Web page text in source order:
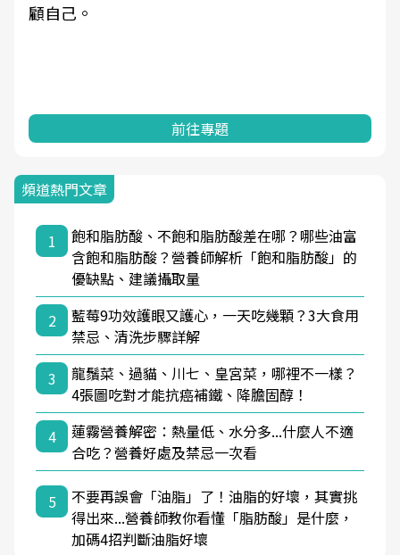
顧自己。
前往專題
頻道熱門文章
1
飽和脂肪酸、不飽和脂肪酸差在哪？哪些油富
含飽和脂肪酸？營養師解析「飽和脂肪酸」的
優缺點、建議攝取量
2
藍莓9功效護眼又護心，一天吃幾顆？3大食用
禁忌、清洗步驟詳解
3
龍鬚菜、過貓、川七、皇宮菜，哪裡不一樣？
4張圖吃對才能抗癌補鐵、降膽固醇！
4
蓮霧營養解密：熱量低、水分多...什麼人不適
合吃？營養好處及禁忌一次看
5
不要再誤會「油脂」了！油脂的好壞，其實挑
得出來...營養師教你看懂「脂肪酸」是什麼，
加碼4招判斷油脂好壞